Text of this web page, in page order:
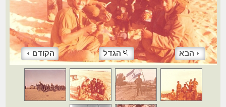
הקודם הגדל הבא